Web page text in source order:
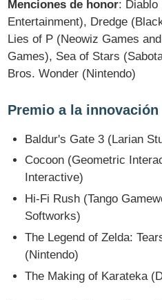
Menciones de honor: Diablo
Entertainment), Dredge
Lies of P (Neowiz Games
Games), Sea of Stars
Bros. Wonder (Nintendo)
Premio a la innovación
Baldur's Gate 3 (Larian
Cocoon (Geometric
Interactive)
Hi-Fi Rush (Tango
Softworks)
The Legend of Zelda:
(Nintendo)
The Making of Karateka